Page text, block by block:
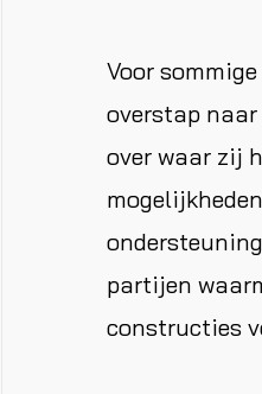
Voor
overstap naar
over waar zij
partijen
constructies